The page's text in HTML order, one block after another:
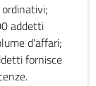
addetti
d'affari;
fornisce